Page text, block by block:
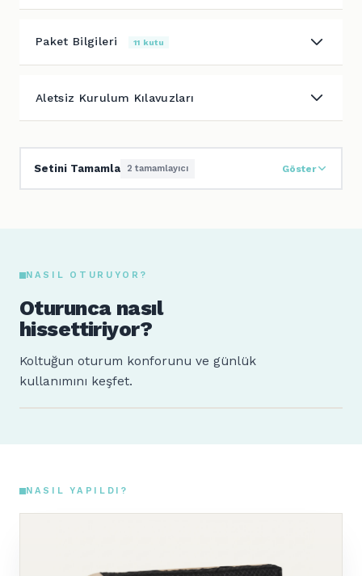
Paket Bilgileri 11 kutu
Aletsiz Kurulum Kılavuzları
Setini Tamamla 2 tamamlayıcı Göster
NASIL OTURUYOR?
Oturunca nasıl
hissettiriyor?
Koltuğun oturum konforunu ve günlük
kullanımını keşfet.
160 cm · 64 kg
NASIL YAPILDI?